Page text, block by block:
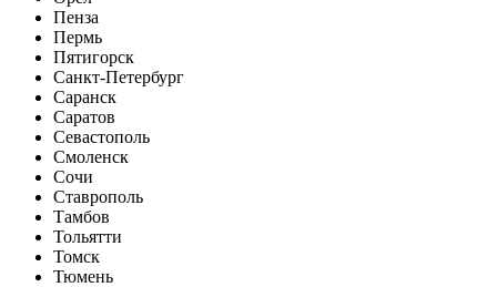
Пенза
Пермь
Пятигорск
Санкт-Петербург
Саранск
Саратов
Севастополь
Смоленск
Сочи
Ставрополь
Тамбов
Тольятти
Томск
Тюмень